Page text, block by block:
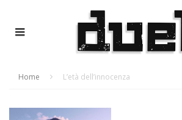
Home L’età dell’innocenza